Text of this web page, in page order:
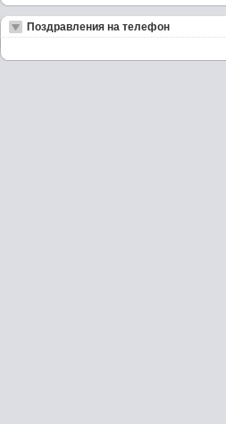
Поздравления на телефон